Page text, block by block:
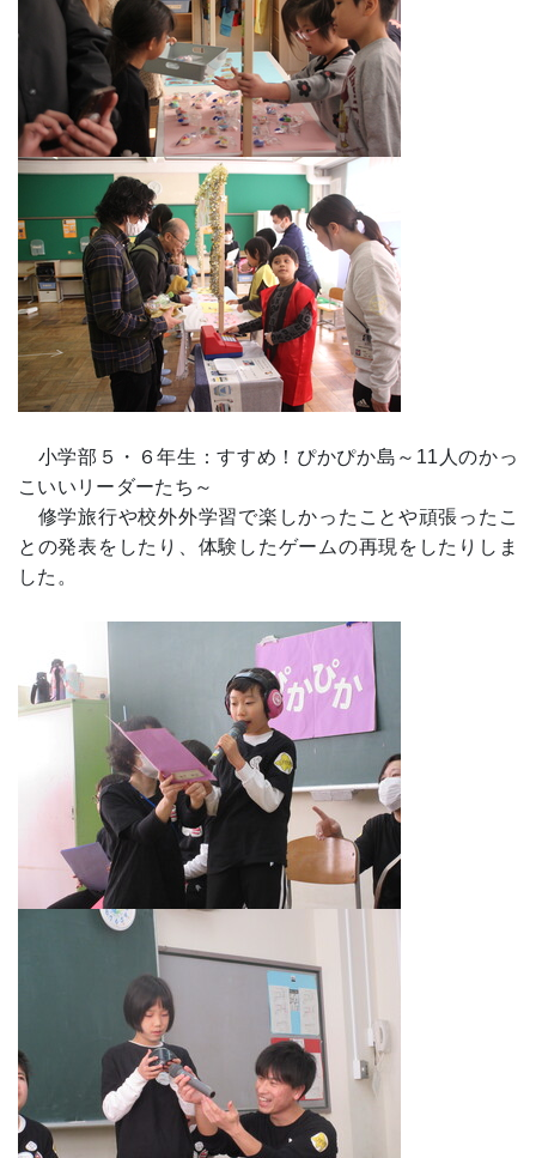
小学部５・６年生：すすめ！ぴかぴか島～11人のかっ
こいいリーダーたち～
修学旅行や校外外学習で楽しかったことや頑張ったこ
との発表をしたり、体験したゲームの再現をしたりしま
した。